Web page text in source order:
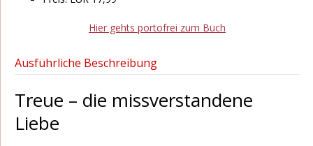
Hier gehts portofrei zum Buch
Ausführliche Beschreibung
Treue – die missverstandene
Liebe